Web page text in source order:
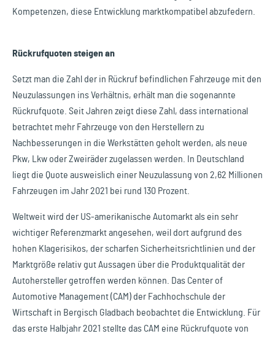
Kompetenzen, diese Entwicklung marktkompatibel abzufedern.
Rückrufquoten steigen an
Setzt man die Zahl der in Rückruf befindlichen Fahrzeuge mit den
Neuzulassungen ins Verhältnis, erhält man die sogenannte
Rückrufquote. Seit Jahren zeigt diese Zahl, dass international
betrachtet mehr Fahrzeuge von den Herstellern zu
Nachbesserungen in die Werkstätten geholt werden, als neue
Pkw, Lkw oder Zweiräder zugelassen werden. In Deutschland
liegt die Quote ausweislich einer Neuzulassung von 2,62 Millionen
Fahrzeugen im Jahr 2021 bei rund 130 Prozent.
Weltweit wird der US-amerikanische Automarkt als ein sehr
wichtiger Referenzmarkt angesehen, weil dort aufgrund des
hohen Klagerisikos, der scharfen Sicherheitsrichtlinien und der
Marktgröße relativ gut Aussagen über die Produktqualität der
Autohersteller getroffen werden können. Das Center of
Automotive Management (CAM) der Fachhochschule der
Wirtschaft in Bergisch Gladbach beobachtet die Entwicklung. Für
das erste Halbjahr 2021 stellte das CAM eine Rückrufquote von